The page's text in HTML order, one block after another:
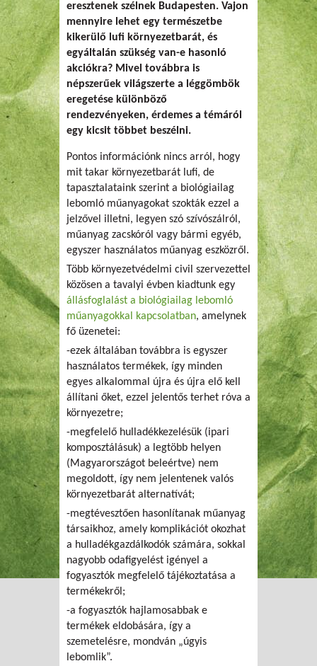
eresztenek szélnek Budapesten. Vajon
mennyire lehet egy természetbe
kikerülő lufi környezetbarát, és
egyáltalán szükség van-e hasonló
akciókra? Mivel továbbra is
népszerűek világszerte a léggömbök
eregetése különböző
rendezvényeken, érdemes a témáról
egy kicsit többet beszélni.
Pontos információnk nincs arról, hogy
mit takar környezetbarát lufi, de
tapasztalataink szerint a biológiailag
lebomló műanyagokat szokták ezzel a
jelzővel illetni, legyen szó szívószálról,
műanyag zacskóról vagy bármi egyéb,
egyszer használatos műanyag eszközről.
Több környezetvédelmi civil szervezettel
közösen a tavalyi évben kiadtunk egy
állásfoglalást a biológiailag lebomló
műanyagokkal kapcsolatban, amelynek
fő üzenetei:
-ezek általában továbbra is egyszer
használatos termékek, így minden
egyes alkalommal újra és újra elő kell
állítani őket, ezzel jelentős terhet róva a
környezetre;
-megfelelő hulladékkezelésük (ipari
komposztálásuk) a legtöbb helyen
(Magyarországot beleértve) nem
megoldott, így nem jelentenek valós
környezetbarát alternatívát;
-megtévesztően hasonlítanak műanyag
társaikhoz, amely komplikációt okozhat
a hulladékgazdálkodók számára, sokkal
nagyobb odafigyelést igényel a
fogyasztók megfelelő tájékoztatása a
termékekről;
-a fogyasztók hajlamosabbak e
termékek eldobására, így a
szemetelésre, mondván „úgyis
lebomlik”.